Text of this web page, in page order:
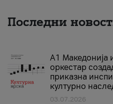
Последни
А1 Македонија
оркестар
приказна
културно
03.07.2026